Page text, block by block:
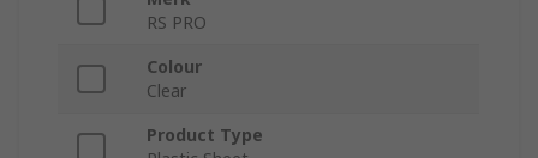
RS PRO
Colour
Clear
Product Type